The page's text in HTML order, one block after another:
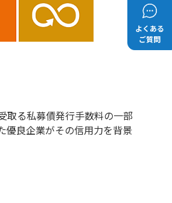
よくある
ご質問
取る私募債発行手数料の一部
優良企業がその信用力を背景